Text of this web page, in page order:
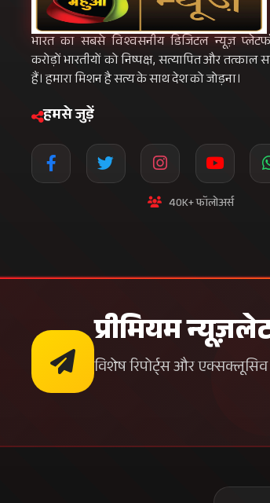
भारत का सबसे विश्वसनीय डिजिटल न्यूज़
करोड़ों भारतीयों को निष्पक्ष, सत्यापित और तत्काल
हैं। हमारा मिशन है सत्य के साथ देश को जोड़ना।
हमसे जुड़ें
40K+ फॉलोअर्स
प्रीमियम
विशेष रिपोर्ट्स और